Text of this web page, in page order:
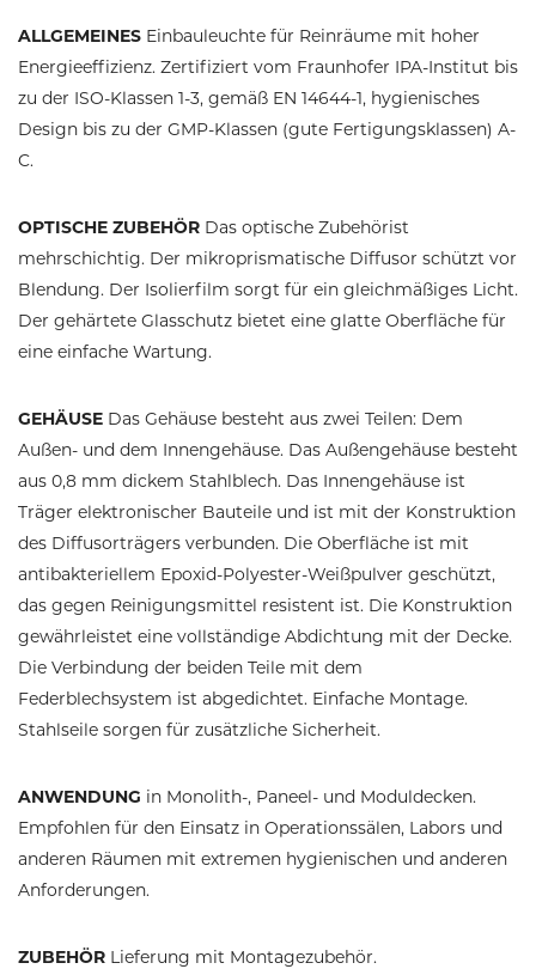
ALLGEMEINES Einbauleuchte für Reinräume mit hoher
Energieeffizienz. Zertifiziert vom Fraunhofer IPA-Institut bis
zu der ISO-Klassen 1-3, gemäß EN 14644-1, hygienisches
Design bis zu der GMP-Klassen (gute Fertigungsklassen) A-
C.
OPTISCHE ZUBEHÖR Das optische Zubehörist
mehrschichtig. Der mikroprismatische Diffusor schützt vor
Blendung. Der Isolierfilm sorgt für ein gleichmäßiges Licht.
Der gehärtete Glasschutz bietet eine glatte Oberfläche für
eine einfache Wartung.
GEHÄUSE Das Gehäuse besteht aus zwei Teilen: Dem
Außen- und dem Innengehäuse. Das Außengehäuse besteht
aus 0,8 mm dickem Stahlblech. Das Innengehäuse ist
Träger elektronischer Bauteile und ist mit der Konstruktion
des Diffusorträgers verbunden. Die Oberfläche ist mit
antibakteriellem Epoxid-Polyester-Weißpulver geschützt,
das gegen Reinigungsmittel resistent ist. Die Konstruktion
gewährleistet eine vollständige Abdichtung mit der Decke.
Die Verbindung der beiden Teile mit dem
Federblechsystem ist abgedichtet. Einfache Montage.
Stahlseile sorgen für zusätzliche Sicherheit.
ANWENDUNG in Monolith-, Paneel- und Moduldecken.
Empfohlen für den Einsatz in Operationssälen, Labors und
anderen Räumen mit extremen hygienischen und anderen
Anforderungen.
ZUBEHÖR Lieferung mit Montagezubehör.